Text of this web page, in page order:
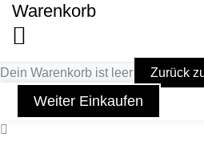
Warenkorb
Dein Warenkorb ist leer Zurück
Weiter Einkaufen